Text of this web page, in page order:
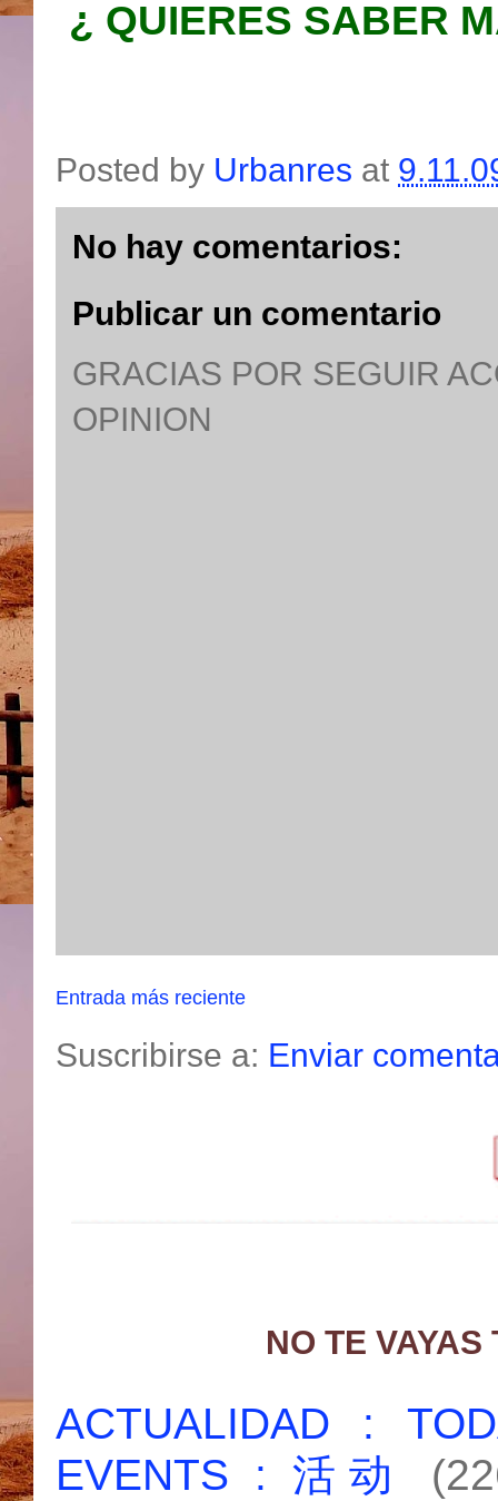
¿ QUIERES SABER
Posted by Urbanres at
No hay comentarios:
Publicar un comentario
GRACIAS POR SEGUIR
OPINION
Entrada más reciente
Suscribirse a: Enviar
NO TE
ACTUALIDAD :
EVENTS : 活动